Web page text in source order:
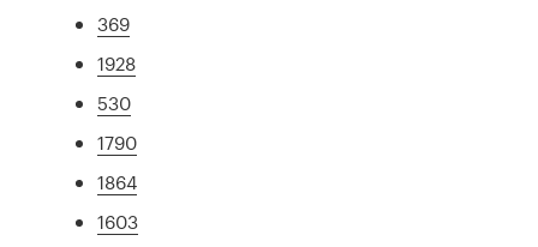
369
1928
530
1790
1864
1603